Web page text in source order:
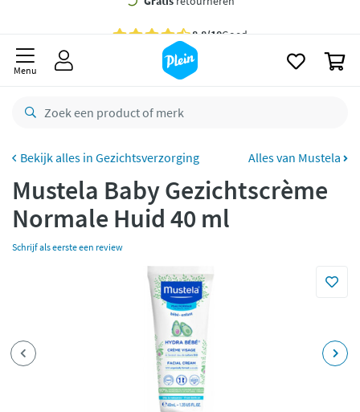
Bestelling uiterlijkwoensdag
retourneren
CO2 neutraal
Betaal met Klarna
Menu
Gezichtsverzorging Alles van Mustela
Mustela Baby Gezichtscrème
Normale Huid 40 ml
Schrijf als eerste een review